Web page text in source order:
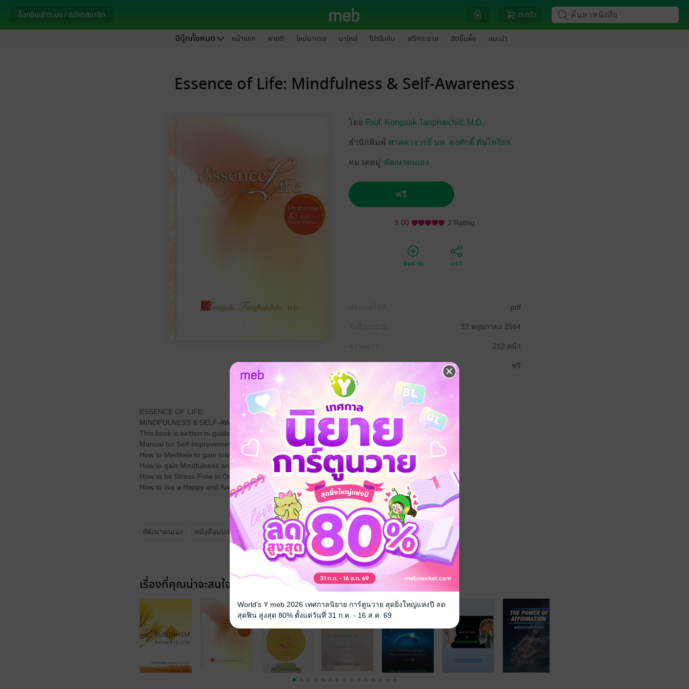
ล็อกอินเข้าระบบ / สมัครสมาชิก ตะกร้า
อีบุ๊กทั้งหมด หน้าแรก ขายดี ใหม่มาแรง มาใหม่ โปรโมชัน ฟรีกระจาย ฮิตขึ้นหิ้ง แนะนำ
Essence of Life: Mindfulness & Self-Awareness
โดย Prof. Kongsak Tanphaichitr, M.D.
สำนักพิมพ์ ศาสตาจารย์ นพ. คงศักดิ์ ตันไพจิตร
หมวดหมู่ พัฒนาตนเอง
ฟรี
5.00 2 Rating
ติดตาม แชร์
pdf
27 พฤษภาคม 2564
212 หน้า
ฟรี
ESSENCE OF LIFE:
MINDFULNESS & SELF-AWARENESS
This book is written to guide you as:
Manual for Self-Improvement & Perfecting One’s Life
How to Meditate to gain Insight & Wisdom
How to gain Mindfulness and Self-Awareness
How to be Stress-Free in One’s Daily Life
How to live a Happy and Awakened Way of Life
พัฒนาตนเอง หนังสือแปล
เรื่องที่คุณน่าจะสนใจ
World's Y meb 2026 เทศกาลนิยาย การ์ตูนวาย สุดยิ่งใหญ่แห่งปี ลด
สุดฟิน สูงสุด 80% ตั้งแต่วันที่ 31 ก.ค. - 16 ส.ค. 69